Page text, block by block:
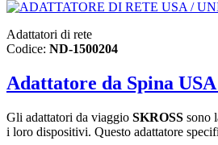
Adattatori di rete
Codice: ND-1500204
Adattatore da Spina
Gli adattatori da viaggio SKROSS sono
i loro dispositivi. Questo adattatore